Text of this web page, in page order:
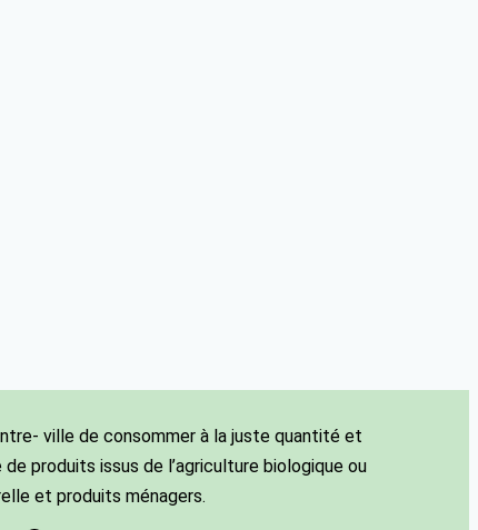
ville de consommer à la juste quantité et
produits issus de l’agriculture biologique ou
et produits ménagers.